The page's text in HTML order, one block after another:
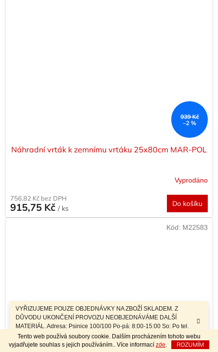
Tento web používá soubory cookie. Dalším procházením tohoto webu
vyjadřujete souhlas s jejich používáním.. Více informací zde ROZUMÍM
VYŘIZUJEME POUZE OBJEDNÁVKY NA ZBOŽÍ SKLADEM. Z
DŮVODU UKONČENÍ PROVOZU NEOBJEDNÁVÁME DALŠÍ
MATERIÁL. Adresa: Psinice 100/100 Po-pá: 8:00-15:00 So: Po tel.
dohodě Sobotní prodej a závozy materiálu po telefonické dohodě.
939 Kč
–2 %
Náhradní vrták k zemnímu vrtáku 25x80cm MAR-POL
Vyprodáno
756,82 Kč bez DPH
915,75 Kč / ks
Do košíku
1 221 Kč
Kód: M22583